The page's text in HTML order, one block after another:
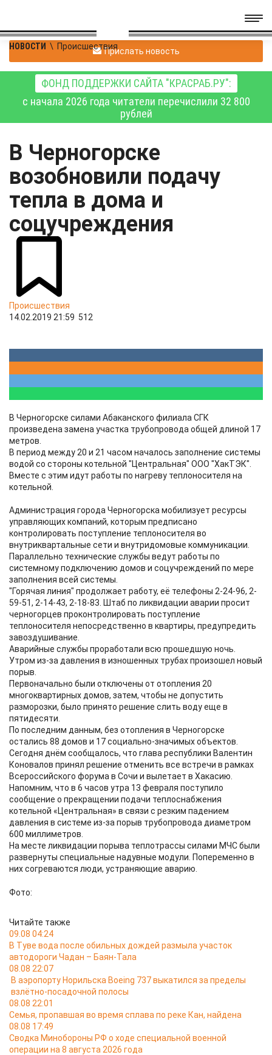
НОВОСТИ \ ПроисшествияПрислать новость
ФОНД ПОДДЕРЖКИ САЙТА "КРАСРАБ.РУ":
с начала 2026 года читатели перечислили 32 800
рублей
В Черногорске
возобновили подачу
тепла в дома и
соцучреждения
Происшествия
14.02.2019 21:59 512
В Черногорске силами Абаканского филиала СГК
произведена замена участка трубопровода общей длиной 17
метров.
В период между 20 и 21 часом началось заполнение системы
водой со стороны котельной "Центральная" ООО "ХакТЭК".
Вместе с этим идут работы по нагреву теплоносителя на
котельной.
Администрация города Черногорска мобилизует ресурсы
управляющих компаний, которым предписано
контролировать поступление теплоносителя во
внутриквартальные сети и внутридомовые коммуникации.
Параллельно технические службы ведут работы по
системному подключению домов и соцучреждений по мере
заполнения всей системы.
"Горячая линия" продолжает работу, её телефоны 2-24-96, 2-
59-51, 2-14-43, 2-18-83. Штаб по ликвидации аварии просит
черногорцев проконтролировать поступление
теплоносителя непосредственно в квартиры, предупредить
завоздушивание.
Аварийные службы проработали всю прошедшую ночь.
Утром из-за давления в изношенных трубах произошел новый
порыв.
Первоначально были отключены от отопления 20
многоквартирных домов, затем, чтобы не допустить
разморозки, было принято решение слить воду еще в
пятидесяти.
По последним данным, без отопления в Черногорске
остались 88 домов и 17 социально-значимых объектов.
Сегодня днём сообщалось, что глава республики Валентин
Коновалов принял решение отменить все встречи в рамках
Всероссийского форума в Сочи и вылетает в Хакасию.
Напомним, что в 6 часов утра 13 февраля поступило
сообщение о прекращении подачи теплоснабжения
котельной «Центральная» в связи с резким падением
давления в системе из-за порыв трубопровода диаметром
600 миллиметров.
На месте ликвидации порыва теплотрассы силами МЧС были
развернуты специальные надувные модули. Попеременно в
них согреваются люди, устраняющие аварию.
Фото:
Читайте также
09.08 04:24
В Туве вода после обильных дождей размыла участок
автодороги Чадан – Баян-Тала
08.08 22:07
В аэропорту Норильска Boeing 737 выкатился за пределы
взлётно-посадочной полосы
08.08 22:01
Семья, пропавшая во время сплава по реке Кан, найдена
08.08 17:49
Сводка Минобороны РФ о ходе специальной военной
операции на 8 августа 2026 года